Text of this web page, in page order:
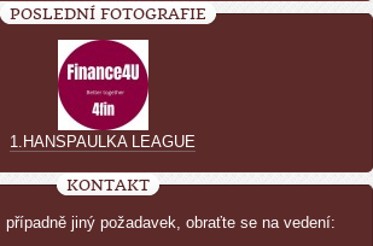
POSLEDNÍ FOTOGRAFIE
1.HANSPAULKA LEAGUE
KONTAKT
případně jiný požadavek, obraťte se na vedení: